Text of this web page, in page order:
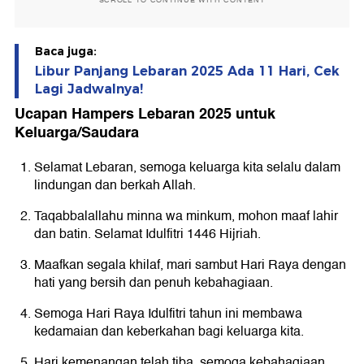
Baca juga:
Libur Panjang Lebaran 2025 Ada 11 Hari, Cek
Lagi Jadwalnya!
Ucapan Hampers Lebaran 2025 untuk
Keluarga/Saudara
Selamat Lebaran, semoga keluarga kita selalu dalam
lindungan dan berkah Allah.
Taqabbalallahu minna wa minkum, mohon maaf lahir
dan batin. Selamat Idulfitri 1446 Hijriah.
Maafkan segala khilaf, mari sambut Hari Raya dengan
hati yang bersih dan penuh kebahagiaan.
Semoga Hari Raya Idulfitri tahun ini membawa
kedamaian dan keberkahan bagi keluarga kita.